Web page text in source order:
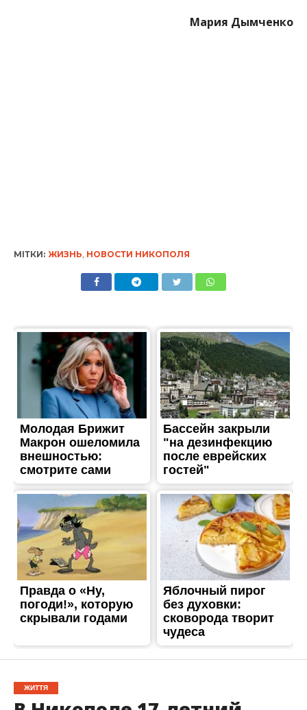
Мария Дымченко
ЖИТТЯ
В Никополе 17-летний
парень ограбил двух
школьников
Опубліковано12.09.2018